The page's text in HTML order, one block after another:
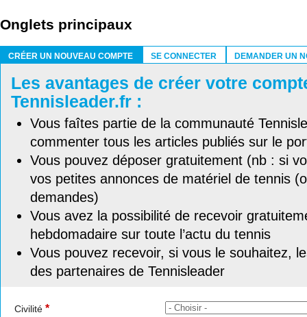
Onglets principaux
CRÉER UN NOUVEAU COMPTE
SE CONNECTER DEMANDER UN
Les avantages de créer votre
Tennisleader.fr :
Vous faîtes partie de la communauté
commenter tous les articles publiés sur le
Vous pouvez déposer gratuitement (nb : si
vos petites annonces de matériel de tennis
demandes)
Vous avez la possibilité de recevoir
hebdomadaire sur toute l’actu du tennis
Vous pouvez recevoir, si vous le souhaitez,
des partenaires de Tennisleader
Civilité *